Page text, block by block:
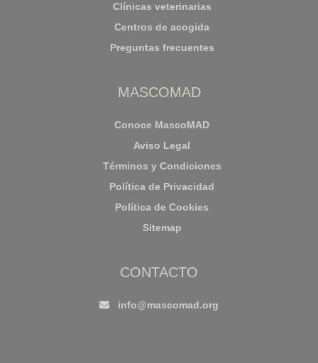
Clínicas veterinarias
Centros de acogida
Preguntas frecuentes
MASCOMAD
Conoce MascoMAD
Aviso Legal
Términos y Condiciones
Política de Privacidad
Política de Cookies
Sitemap
CONTACTO
info@mascomad.org